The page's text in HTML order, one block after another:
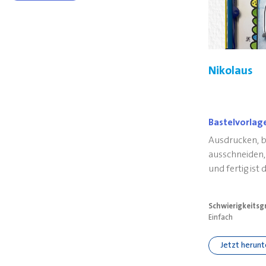
Nikolaus
Ausdrucken,
und fertig ist
Einfach
Jetzt